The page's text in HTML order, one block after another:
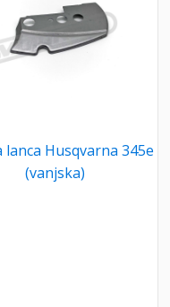
lanca Husqvarna 345e
(vanjska)